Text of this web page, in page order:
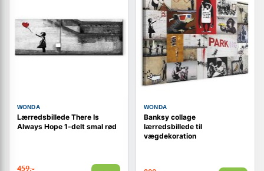
WONDA
Lærredsbillede There Is
Always Hope 1-delt smal rød
459,-
WONDA
Banksy collage
lærredsbillede til
vægdekoration